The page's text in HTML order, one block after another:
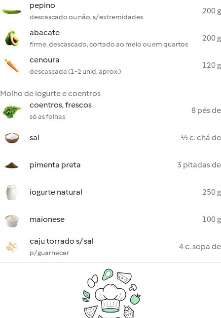
pepino
descascado ou não, s/ extremidades
200 g
abacate
firme, descascado, cortado ao meio ou em quartos
200 g
cenoura
descascada (1-2 unid. aprox.)
120 g
Molho de iogurte e coentros
coentros, frescos
só as folhas
8 pés de
sal ½ c. chá de
pimenta preta 3 pitadas de
iogurte natural 250 g
maionese 100 g
caju torrado s/ sal
p/ guarnecer
4 c. sopa de